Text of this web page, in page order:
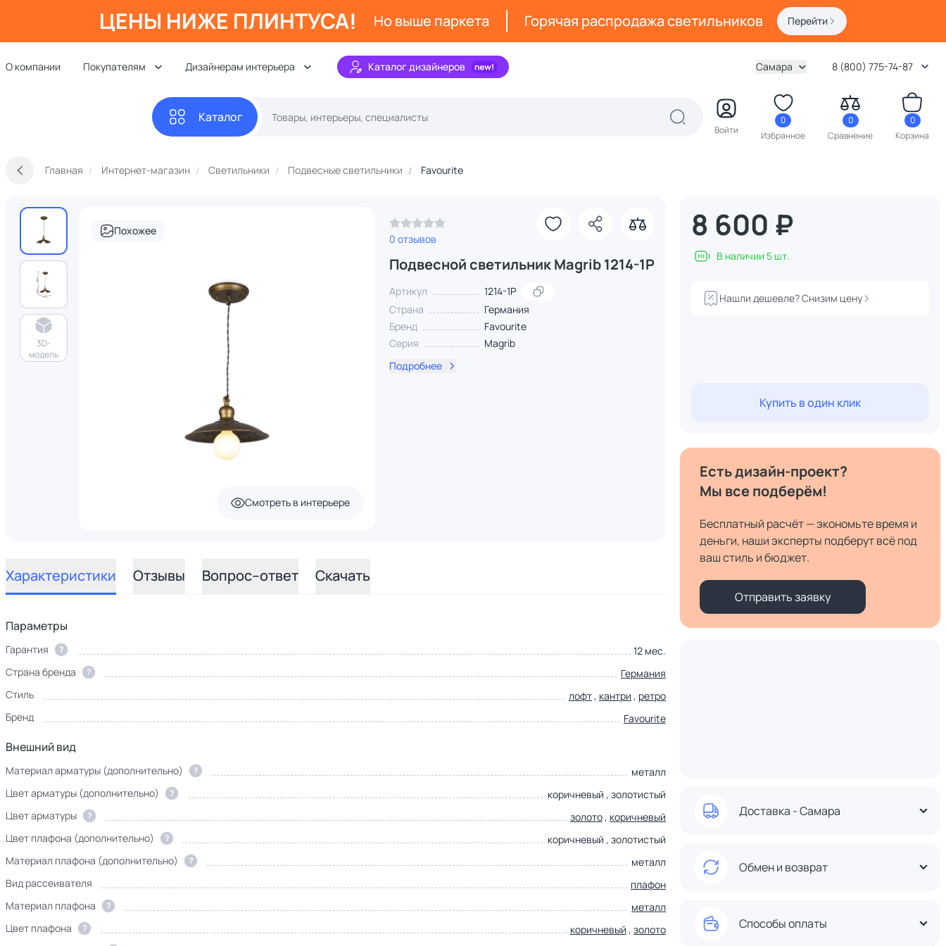
ЦЕНЫ НИЖЕ ПЛИНТУСА! Но выше паркета Горячая распродажа светильников Перейти
О компании Покупателям Дизайнерам интерьера Каталог дизайнеров Самара 8 (800) 775-74-87
Каталог
Войти
0
Избранное
0
Сравнение
0
Корзина
Главная Интернет-магазин Светильники Подвесные светильники Favourite
3D-
модель
Похожее
Смотреть в интерьере
0 отзывов
Подвесной светильник Magrib 1214-1P
Артикул
1214-1P
Страна
Германия
Бренд
Favourite
Серия
Magrib
Подробнее
Характеристики Отзывы Вопрос–ответ Скачать
Параметры
Гарантия ?
12 мес.
Страна бренда
?
Германия
Стиль
лофт, кантри , ретро
Бренд
Favourite
Внешний вид
Материал арматуры (дополнительно) ?
металл
Цвет арматуры (дополнительно)
?
коричневый , золотистый
Цвет арматуры
? золото, коричневый
Цвет плафона (дополнительно)
?
коричневый , золотистый
Материал плафона (дополнительно)
?
металл
Вид рассеивателя
плафон
Материал плафона
?
металл
Цвет плафона
? коричневый , золото
8 600 ₽
В наличии 5 шт.
Нашли дешевле? Снизим цену
Купить в один клик
Есть дизайн-проект?
Мы все подберём!
Бесплатный расчёт — экономьте время и
деньги, наши эксперты подберут всё под
ваш стиль и бюджет.
Отправить заявку
Доставка - Самара
Обмен и возврат
Способы оплаты